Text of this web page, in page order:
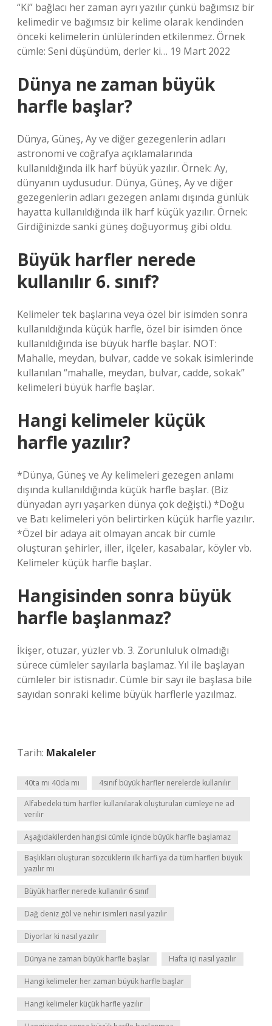
“Ki” bağlacı her zaman ayrı yazılır çünkü bağımsız bir
kelimedir ve bağımsız bir kelime olarak kendinden
önceki kelimelerin ünlülerinden etkilenmez. Örnek
cümle: Seni düşündüm, derler ki… 19 Mart 2022
Dünya ne zaman büyük
harfle başlar?
Dünya, Güneş, Ay ve diğer gezegenlerin adları
astronomi ve coğrafya açıklamalarında
kullanıldığında ilk harf büyük yazılır. Örnek: Ay,
dünyanın uydusudur. Dünya, Güneş, Ay ve diğer
gezegenlerin adları gezegen anlamı dışında günlük
hayatta kullanıldığında ilk harf küçük yazılır. Örnek:
Girdiğinizde sanki güneş doğuyormuş gibi oldu.
Büyük harfler nerede
kullanılır 6. sınıf?
Kelimeler tek başlarına veya özel bir isimden sonra
kullanıldığında küçük harfle, özel bir isimden önce
kullanıldığında ise büyük harfle başlar. NOT:
Mahalle, meydan, bulvar, cadde ve sokak isimlerinde
kullanılan “mahalle, meydan, bulvar, cadde, sokak”
kelimeleri büyük harfle başlar.
Hangi kelimeler küçük
harfle yazılır?
*Dünya, Güneş ve Ay kelimeleri gezegen anlamı
dışında kullanıldığında küçük harfle başlar. (Biz
dünyadan ayrı yaşarken dünya çok değişti.) *Doğu
ve Batı kelimeleri yön belirtirken küçük harfle yazılır.
*Özel bir adaya ait olmayan ancak bir cümle
oluşturan şehirler, iller, ilçeler, kasabalar, köyler vb.
Kelimeler küçük harfle başlar.
Hangisinden sonra büyük
harfle başlanmaz?
İkişer, otuzar, yüzler vb. 3. Zorunluluk olmadığı
sürece cümleler sayılarla başlamaz. Yıl ile başlayan
cümleler bir istisnadır. Cümle bir sayı ile başlasa bile
sayıdan sonraki kelime büyük harflerle yazılmaz.
Tarih: Makaleler
40ta mı 40da mı
4sınıf büyük harfler nerelerde kullanılır
Alfabedeki tüm harfler kullanılarak oluşturulan cümleye ne ad
verilir
Aşağıdakilerden hangisi cümle içinde büyük harfle başlamaz
Başlıkları oluşturan sözcüklerin ilk harfi ya da tüm harfleri büyük
yazılır mı
Büyük harfler nerede kullanılır 6 sınıf
Dağ deniz göl ve nehir isimleri nasıl yazılır
Diyorlar ki nasıl yazılır
Dünya ne zaman büyük harfle başlar Hafta içi nasıl yazılır
Hangi kelimeler her zaman büyük harfle başlar
Hangi kelimeler küçük harfle yazılır